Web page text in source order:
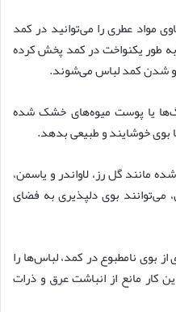
مواد عطری را می‌توانید در کمد
طور یکنواخت در کمد پخش کرده
شدن کمد لباس می‌شوند.
یا پوست میوه‌های خشک شده
بوی خوشایند و طبیعی بدهد.
مانند گل رز، لاواندر و یاسمن،
می‌توانند بوی دلپذیری به فضای
از بوی نامطبوع در کمد، لباس‌ها را
مانع از انباشت عرق و ذرات